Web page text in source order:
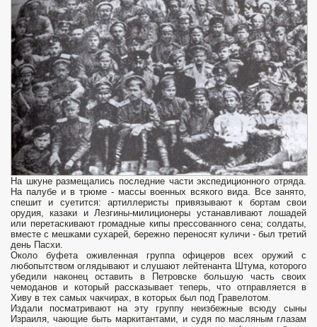
На шкуне размещались последние части экспедиционного отряда.
На палубе и в трюме - массы военных всякого вида. Все занято,
спешит и суетится: артиллеристы привязывают к бортам свои
орудия, казаки и Лезгины-милиционеры устанавливают лошадей
или перетаскивают громадные кипы прессованного сена; солдаты,
вместе с мешками сухарей, бережно переносят куличи - был третий
день Пасхи.
Около буфета оживленная группа офицеров всех оружий с
любопытством оглядывают и слушают лейтенанта Штума, которого
убедили наконец оставить в Петровске большую часть своих
чемоданов и который рассказывает теперь, что отправляется в
Хиву в тех самых чакчирах, в которых был под Гравелотом.
Издали посматривают на эту группу неизбежные всюду сыны
Израиля, чающие быть маркитантами, и судя по масляным глазам